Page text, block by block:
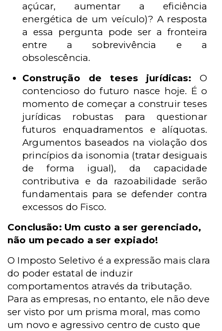
açúcar, aumentar a eficiência
energética de um veículo)? A resposta
a essa pergunta pode ser a fronteira
entre a sobrevivência e a
obsolescência.
Construção de teses jurídicas: O
contencioso do futuro nasce hoje. É o
momento de começar a construir teses
jurídicas robustas para questionar
futuros enquadramentos e alíquotas.
Argumentos baseados na violação dos
princípios da isonomia (tratar desiguais
de forma igual), da capacidade
contributiva e da razoabilidade serão
fundamentais para se defender contra
excessos do Fisco.
Conclusão: Um custo a ser gerenciado,
não um pecado a ser expiado!
O Imposto Seletivo é a expressão mais clara
do poder estatal de induzir
comportamentos através da tributação.
Para as empresas, no entanto, ele não deve
ser visto por um prisma moral, mas como
um novo e agressivo centro de custo que